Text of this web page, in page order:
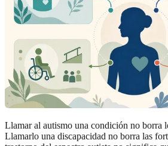
Llamar al autismo una condición no borra
Llamarlo una discapacidad no borra las